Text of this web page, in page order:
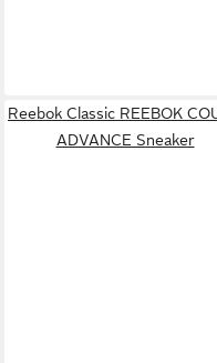
Reebok Classic REEBOK
ADVANCE Sneaker